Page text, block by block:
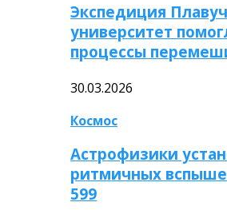
Экспедиция
университет
процессы
30.03.2026
Космос
Астрофизики
ритмичных
599